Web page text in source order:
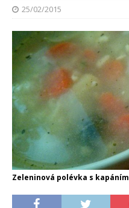
25/02/2015
Zeleninová polévka s kapáním